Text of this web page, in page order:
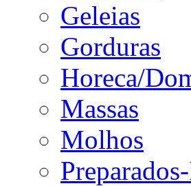
Geleias
Gorduras
Horeca/
Massas
Molhos